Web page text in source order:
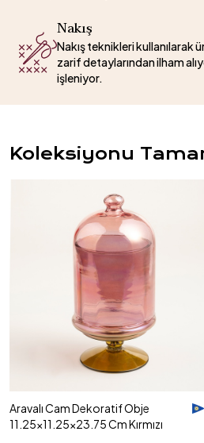
Nakış
Nakış teknikleri kullanılarak
zarif detaylarından ilham
işleniyor.
Koleksiyonu
Aravalı Cam Dekoratif Obje
11.25x11.25x23.75 Cm Kırmızı